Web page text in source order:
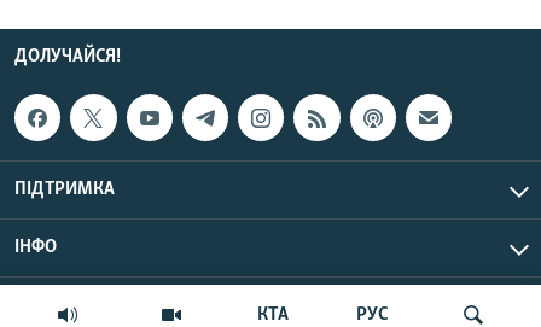
КТА РУС
ДОЛУЧАЙСЯ!
ПІДТРИМКА
ІНФО
© Крим.Реалії, 2026 | Усі права застережено.